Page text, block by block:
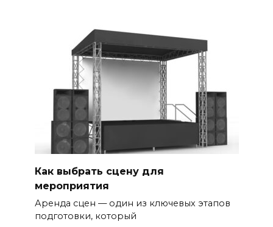
Как выбрать сцену для
мероприятия
Аренда сцен — один из ключевых этапов
подготовки, который